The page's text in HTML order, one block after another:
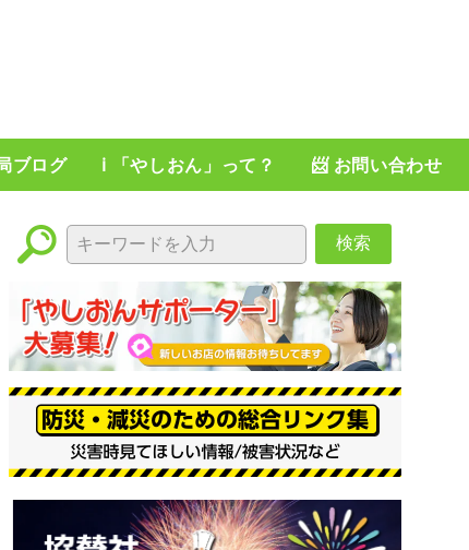
ブログ ℹ️ 「やしおん」って？ 📨 お問い合わせ
検索